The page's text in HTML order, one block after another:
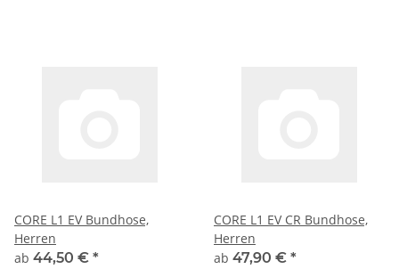
CORE L1 EV Bundhose,
Herren
ab 44,50 € *
CORE L1 EV CR Bundhose,
Herren
ab 47,90 € *